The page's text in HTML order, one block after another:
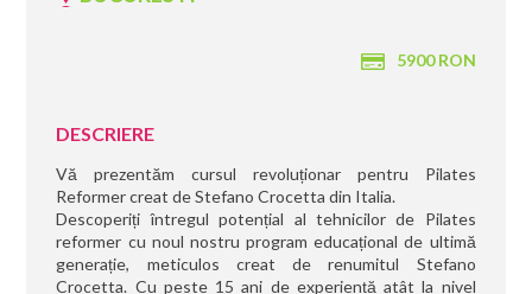
5900 RON
DESCRIERE
Vă prezentăm cursul revoluționar pentru Pilates
Reformer creat de Stefano Crocetta din Italia.
Descoperiți întregul potențial al tehnicilor de Pilates
reformer cu noul nostru program educațional de ultimă
generație, meticulos creat de renumitul Stefano
Crocetta. Cu peste 15 ani de experiență atât la nivel